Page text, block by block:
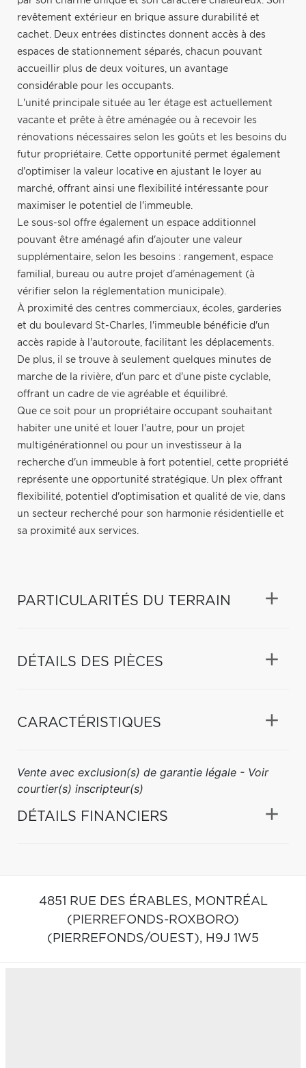
revêtement extérieur en brique assure durabilité et
cachet. Deux entrées distinctes donnent accès à des
espaces de stationnement séparés, chacun pouvant
accueillir plus de deux voitures, un avantage
considérable pour les occupants.
L'unité principale située au 1er étage est actuellement
vacante et prête à être aménagée ou à recevoir les
rénovations nécessaires selon les goûts et les besoins du
futur propriétaire. Cette opportunité permet également
d'optimiser la valeur locative en ajustant le loyer au
marché, offrant ainsi une flexibilité intéressante pour
maximiser le potentiel de l'immeuble.
Le sous-sol offre également un espace additionnel
pouvant être aménagé afin d'ajouter une valeur
supplémentaire, selon les besoins : rangement, espace
familial, bureau ou autre projet d'aménagement (à
vérifier selon la réglementation municipale).
À proximité des centres commerciaux, écoles, garderies
et du boulevard St-Charles, l'immeuble bénéficie d'un
accès rapide à l'autoroute, facilitant les déplacements.
De plus, il se trouve à seulement quelques minutes de
marche de la rivière, d'un parc et d'une piste cyclable,
offrant un cadre de vie agréable et équilibré.
Que ce soit pour un propriétaire occupant souhaitant
habiter une unité et louer l'autre, pour un projet
multigénérationnel ou pour un investisseur à la
recherche d'un immeuble à fort potentiel, cette propriété
représente une opportunité stratégique. Un plex offrant
flexibilité, potentiel d'optimisation et qualité de vie, dans
un secteur recherché pour son harmonie résidentielle et
sa proximité aux services.
PARTICULARITÉS DU TERRAIN
DÉTAILS DES PIÈCES
CARACTÉRISTIQUES
Vente avec exclusion(s) de garantie légale - Voir
courtier(s) inscripteur(s)
DÉTAILS FINANCIERS
4851 RUE DES ÉRABLES, MONTRÉAL
(PIERREFONDS-ROXBORO)
(PIERREFONDS/OUEST), H9J 1W5